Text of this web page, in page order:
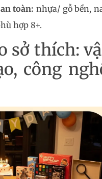
toàn: nhựa/ gỗ bền,
hợp 8+.
sở thích:
công